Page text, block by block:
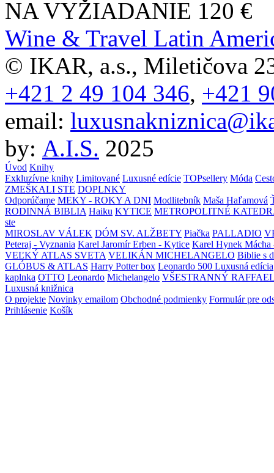
NA VYŽIADANIE 120 €
Wine & Travel Latin
© IKAR, a.s., Miletičova
+421 2 49 104 346, +421
email:
by: A.I.S. 2025
Úvod Knihy
Exkluzívne knihy Limitované Luxusné edície TOPsellery Móda
ZMEŠKALI STE DOPLNKY
Odporúčame MEKY - ROKY A DNI Modlitebník Maša Haľamová
RODINNÁ BIBLIA Haiku KYTICE METROPOLITNÉ
ste
MIROSLAV VÁLEK DÓM SV. ALŽBETY Piačka PALLADIO
Peteraj - Vyznania Karel Jaromír Erben - Kytice Karel Hynek Mácha
VEĽKÝ ATLAS SVETA VELIKÁN MICHELANGELO Biblie s
GLÓBUS & ATLAS Harry Potter box Leonardo 500 Luxusná edícia
kaplnka OTTO Leonardo Michelangelo VŠESTRANNÝ
Luxusná knižnica
O projekte Novinky emailom Obchodné podmienky Formulár pre
Prihlásenie Košík